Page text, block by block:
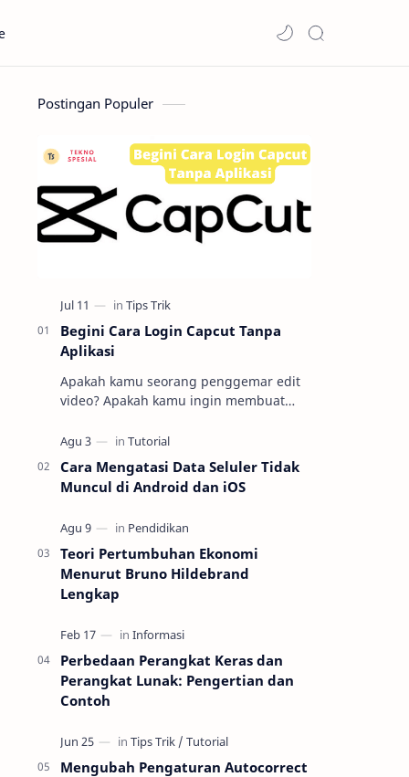
Postingan Populer
Begini Cara Login Capcut Tanpa
Aplikasi
Apakah kamu seorang penggemar edit
video? Apakah kamu ingin membuat
repot mengunduh dan menginstal
aplikasi editin…
Cara Mengatasi Data Seluler Tidak
Muncul di Android dan iOS
Teori Pertumbuhan Ekonomi
Menurut Bruno Hildebrand
Lengkap
Perbedaan Perangkat Keras dan
Perangkat Lunak: Pengertian dan
Contoh
Mengubah Pengaturan Autocorrect